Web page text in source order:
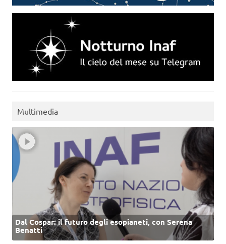
Multimedia
Dal Cospar: il futuro degli esopianeti, con Serena
Benatti